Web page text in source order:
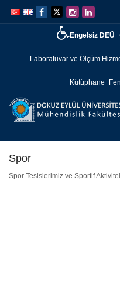
atla
Navigasyona
atla
Engelsiz DEÜ
Laboratuvar ve Ölçüm
Kütüphane
Spor
Spor Tesislerimiz ve Sportif